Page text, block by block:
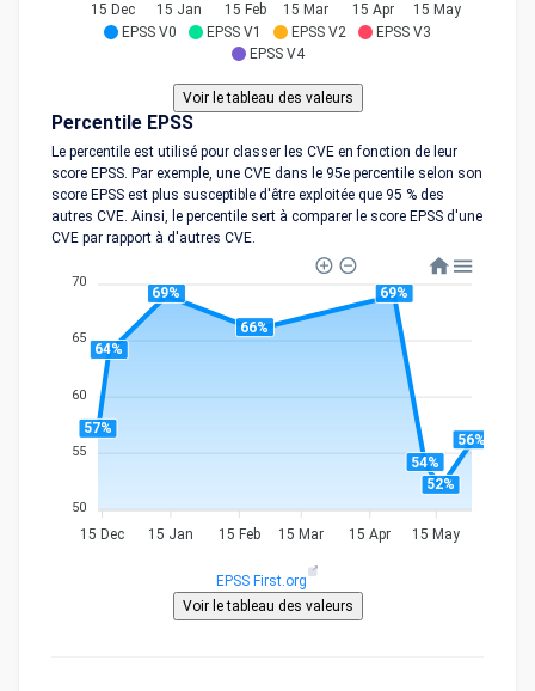
EPSS V0 EPSS V1 EPSS V2
EPSS V3
EPSS V4
15 Dec 15 Jan 15 Feb 15 Mar 15 Apr 15 May
Percentile EPSS
Le percentile est utilisé pour classer les CVE en fonction de leur
score EPSS. Par exemple, une CVE dans le 95e percentile selon son
score EPSS est plus susceptible d'être exploitée que 95 % des
autres CVE. Ainsi, le percentile sert à comparer le score EPSS d'une
CVE par rapport à d'autres CVE.
70
65
60
55
50
57%
64%
69%
66%
69%
54%
52%
56%
15 Dec 15 Jan 15 Feb 15 Mar 15 Apr 15 May
EPSS First.org